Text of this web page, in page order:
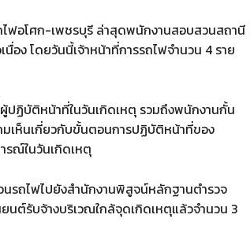
ฟอโศก-เพชรบุรี ล่าสุดพนักงานสอบสวนสถานี
ง โดยวันนี้เจ้าหน้าที่การรถไฟจำนวน 4 ราย
ปฏิบัติหน้าที่ในวันเกิดเหตุ รวมถึงพนักงานกั้น
มเห็นเกี่ยวกับขั้นตอนการปฏิบัติหน้าที่ของ
รณ์ในวันเกิดเหตุ
รถไฟไปยังสำนักงานพิสูจน์หลักฐานตำรวจ
นต์รับจ้างบริเวณใกล้จุดเกิดเหตุแล้วจำนวน 3